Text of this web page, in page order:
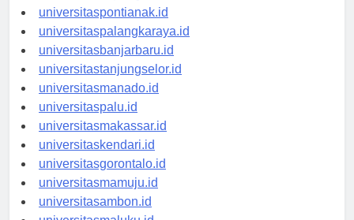
universitaskupang.id
universitaspontianak.id
universitaspalangkaraya.id
universitasbanjarbaru.id
universitastanjungselor.id
universitasmanado.id
universitaspalu.id
universitasmakassar.id
universitaskendari.id
universitasgorontalo.id
universitasmamuju.id
universitasambon.id